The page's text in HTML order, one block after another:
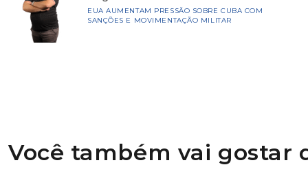
EUA AUMENTAM PRESSÃO SOBRE CUBA COM
SANÇÕES E MOVIMENTAÇÃO MILITAR
Você também vai gostar